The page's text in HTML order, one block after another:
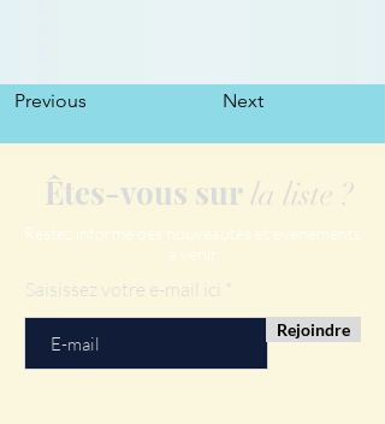
Previous Next
Êtes-vous sur la liste ?
Restez informé des nouveautés et évènements
à venir
Saisissez votre e-mail ici
Rejoindre